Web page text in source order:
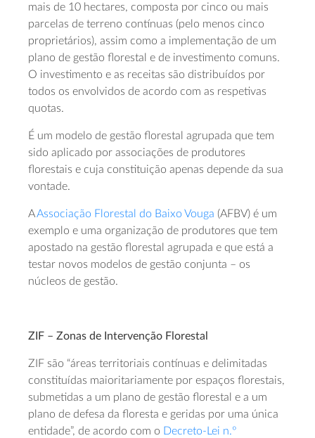
mais de 10 hectares, composta por cinco ou mais
parcelas de terreno contínuas (pelo menos cinco
proprietários), assim como a implementação de um
plano de gestão florestal e de investimento comuns.
O investimento e as receitas são distribuídos por
todos os envolvidos de acordo com as respetivas
quotas.
É um modelo de gestão florestal agrupada que tem
sido aplicado por associações de produtores
florestais e cuja constituição apenas depende da sua
vontade.
AAssociação Florestal do Baixo Vouga (AFBV) é um
exemplo e uma organização de produtores que tem
apostado na gestão florestal agrupada e que está a
testar novos modelos de gestão conjunta – os
núcleos de gestão.
ZIF – Zonas de Intervenção Florestal
ZIF são “áreas territoriais contínuas e delimitadas
constituídas maioritariamente por espaços florestais,
submetidas a um plano de gestão florestal e a um
plano de defesa da floresta e geridas por uma única
entidade”, de acordo com o Decreto-Lei n.º